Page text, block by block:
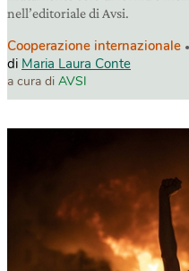
nell’editoriale di Avsi.
Cooperazione internazionale
di Maria Laura Conte
a cura di AVSI